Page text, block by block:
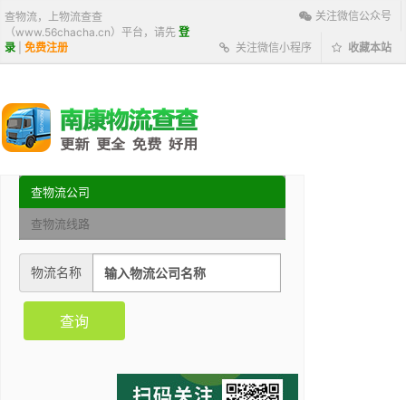
查物流，上物流查查
（www.56chacha.cn）平台，请先 登
录
免费注册
关注微信公众号
关注微信小程序 收藏本站
查物流公司
查物流线路
物流名称